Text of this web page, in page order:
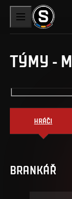
TÝMY -
HRÁČI
BRANKÁŘ